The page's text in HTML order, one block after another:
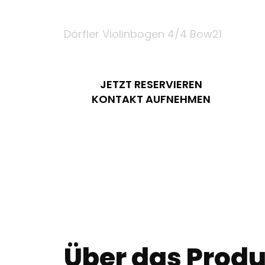
Dörfler Violinbogen 4/4 Bow21
JETZT RESERVIEREN
KONTAKT AUFNEHMEN
Über das